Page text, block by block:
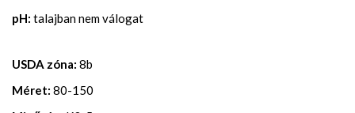
pH: talajban nem válogat
USDA zóna: 8b
Méret: 80-150